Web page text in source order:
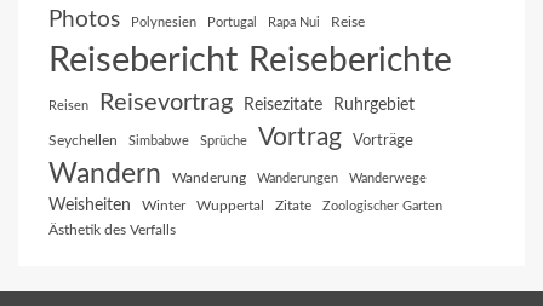
Photos Polynesien Portugal Rapa Nui Reise
Reisebericht Reiseberichte
Reisen Reisevortrag Reisezitate Ruhrgebiet
Seychellen Simbabwe Sprüche Vortrag Vorträge
Wandern Wanderung Wanderungen Wanderwege
Weisheiten Winter Wuppertal Zitate Zoologischer Garten
Ästhetik des Verfalls